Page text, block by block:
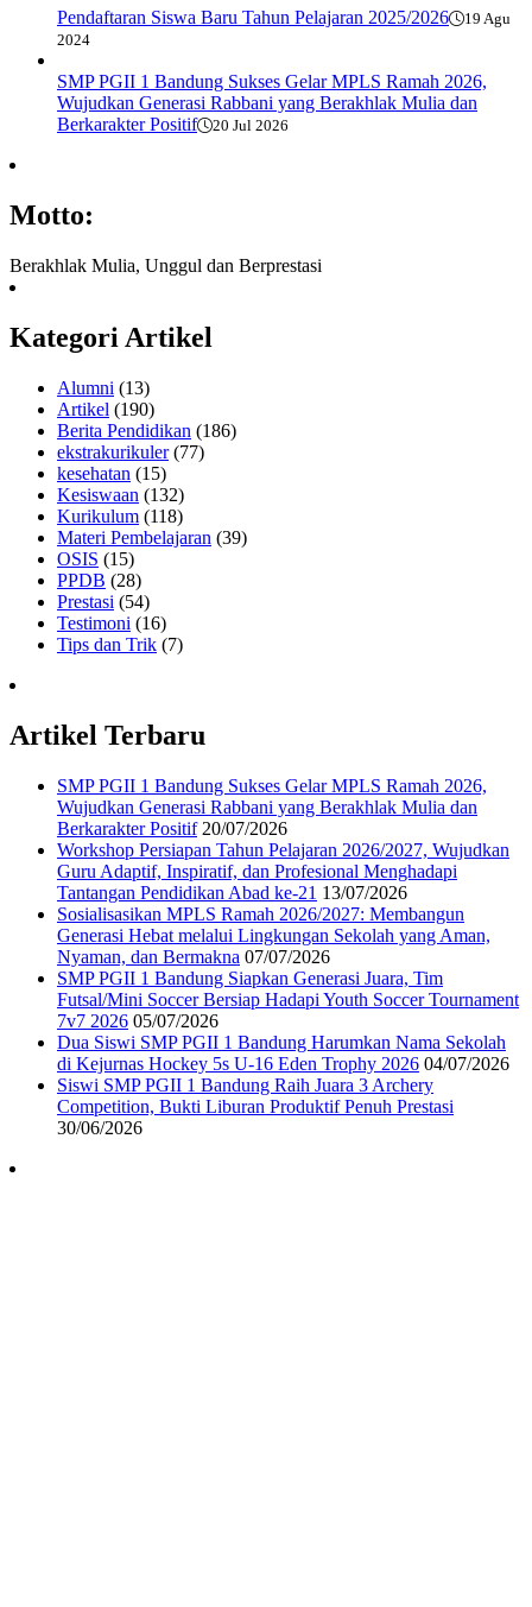
Pendaftaran Siswa Baru Tahun Pelajaran 2025/2026
19 Agu
2024
SMP PGII 1 Bandung Sukses Gelar MPLS Ramah 2026,
Wujudkan Generasi Rabbani yang Berakhlak Mulia dan
Berkarakter Positif
20 Jul 2026
Motto:
Berakhlak Mulia, Unggul dan Berprestasi
Kategori Artikel
Alumni (13)
Artikel (190)
Berita Pendidikan (186)
ekstrakurikuler(77)
kesehatan (15)
Kesiswaan (132)
Kurikulum (118)
Materi Pembelajaran (39)
OSIS (15)
PPDB (28)
Prestasi (54)
Testimoni (16)
Tips dan Trik (7)
Artikel Terbaru
SMP PGII 1 Bandung Sukses Gelar MPLS Ramah 2026,
Wujudkan Generasi Rabbani yang Berakhlak Mulia dan
Berkarakter Positif 20/07/2026
Workshop Persiapan Tahun Pelajaran 2026/2027, Wujudkan
Guru Adaptif, Inspiratif, dan Profesional Menghadapi
Tantangan Pendidikan Abad ke-21 13/07/2026
Sosialisasikan MPLS Ramah 2026/2027: Membangun
Generasi Hebat melalui Lingkungan Sekolah yang Aman,
Nyaman, dan Bermakna 07/07/2026
SMP PGII 1 Bandung Siapkan Generasi Juara, Tim
Futsal/Mini Soccer Bersiap Hadapi Youth Soccer Tournament
7v7 2026 05/07/2026
Dua Siswi SMP PGII 1 Bandung Harumkan Nama Sekolah
di Kejurnas Hockey 5s U-16 Eden Trophy 2026 04/07/2026
Siswi SMP PGII 1 Bandung Raih Juara 3 Archery
Competition, Bukti Liburan Produktif Penuh Prestasi
30/06/2026